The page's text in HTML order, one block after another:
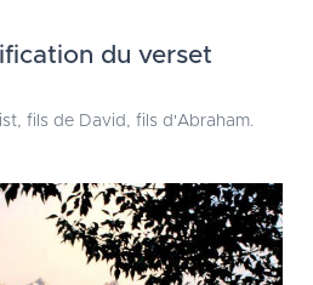
du verset
fils de David, fils d'Abraham.